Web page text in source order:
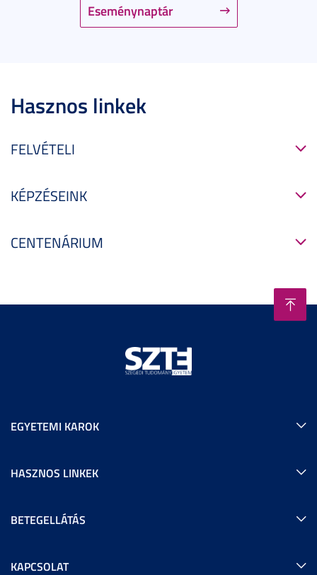
Eseménynaptár
Hasznos linkek
FELVÉTELI
KÉPZÉSEINK
CENTENÁRIUM
EGYETEMI KAROK
HASZNOS LINKEK
BETEGELLÁTÁS
KAPCSOLAT